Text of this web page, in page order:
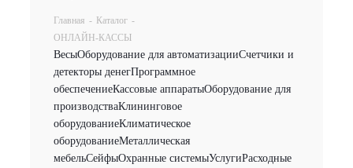
Главная - Каталог -
ОНЛАЙН-КАССЫ
ВесыОборудование для автоматизацииСчетчики и
детекторы денегПрограммное
обеспечениеКассовые аппаратыОборудование для
производстваКлининговое
оборудованиеКлиматическое
оборудованиеМеталлическая
мебельСейфыОхранные системыУслугиРасходные